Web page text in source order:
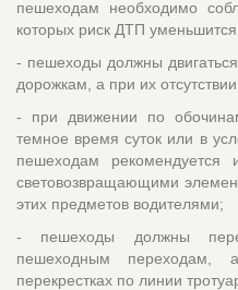
пешеходам необходимо
которых риск ДТП
- пешеходы должны
дорожкам, а при их
- при движении по
темное время суток или в
пешеходам
световозвращающими
этих предметов водителями;
- пешеходы должны
пешеходным
перекрестках по линии